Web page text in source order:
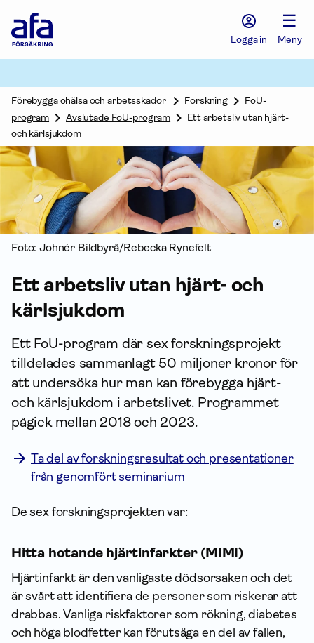
Försäkring
Logga in
☰
Meny
Förebygga ohälsa och arbetsskador Forskning
FoU-
program
Avslutade FoU-program
Ett arbetsliv utan hjärt-
och kärlsjukdom
Foto: Johnér Bildbyrå/Rebecka Rynefelt
Ett arbetsliv utan hjärt- och
kärlsjukdom
Ett FoU-program där sex forsknings­projekt
tilldelades sammanlagt 50 miljoner kronor för
att undersöka hur man kan förebygga hjärt-
och kärlsjukdom i arbetslivet. Programmet
pågick mellan 2018 och 2023.
Ta del av forskningsresultat och presentationer
från genomfört seminarium
De sex forskningsprojekten var:
Hitta hotande hjärtinfarkter (MIMI)
Hjärtinfarkt är den vanligaste dödsorsaken och det
är svårt att identifiera de personer som riskerar att
drabbas. Vanliga riskfaktorer som rökning, diabetes
och höga blodfetter kan förutsäga en del av fallen,